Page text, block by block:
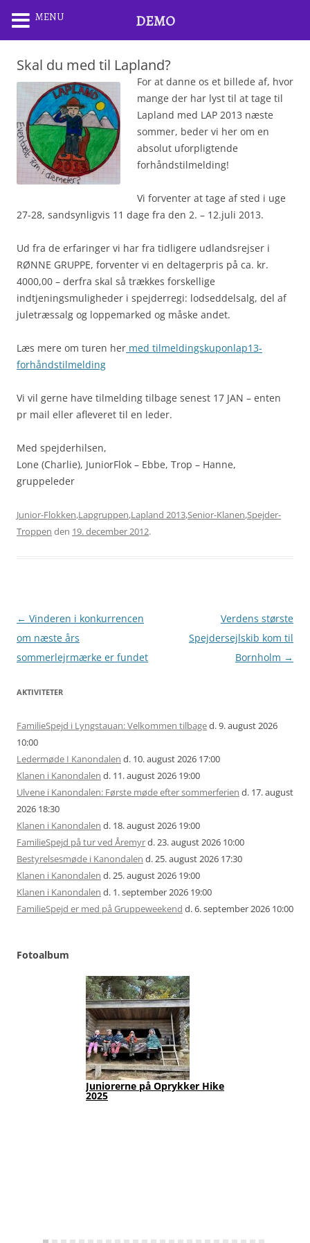
Skal du med til Lapland?
For at danne os et billede af, hvor
mange der har lyst til at tage til
Lapland med LAP 2013 næste
sommer, beder vi her om en
absolut uforpligtende
forhåndstilmelding!
Vi forventer at tage af sted i uge
27-28, sandsynligvis 11 dage fra den 2. – 12.juli 2013.
Ud fra de erfaringer vi har fra tidligere udlandsrejser i
RØNNE GRUPPE, forventer vi en deltagerpris på ca. kr.
4000,00 – derfra skal så trækkes forskellige
indtjeningsmuligheder i spejderregi: lodseddelsalg, del af
juletræssalg og loppemarked og måske andet.
Læs mere om turen her med tilmeldingskuponlap13-
forhåndstilmelding
Vi vil gerne have tilmelding tilbage senest 17 JAN – enten
pr mail eller afleveret til en leder.
Med spejderhilsen,
Lone (Charlie), JuniorFlok – Ebbe, Trop – Hanne,
gruppeleder
Junior-Flokken,Lapgruppen,Lapland 2013,Senior-Klanen,Spejder-
Troppen den 19. december 2012.
Artikel
navigation
← Vinderen i konkurrencen
om næste års
sommerlejrmærke er fundet
Verdens største
Spejdersejlskib kom til
Bornholm →
AKTIVITETER
FamilieSpejd i Lyngstauan: Velkommen tilbaged. 9. august 2026
10:00
Ledermøde I Kanondalen d. 10. august 2026 17:00
Klanen i Kanondalen d. 11. august 2026 19:00
Ulvene i Kanondalen: Første møde efter sommerferien d. 17. august
2026 18:30
Klanen i Kanondalen d. 18. august 2026 19:00
FamilieSpejd på tur ved Åremyrd. 23. august 2026 10:00
Bestyrelsesmøde i Kanondalen d. 25. august 2026 17:30
Klanen i Kanondalen d. 25. august 2026 19:00
Klanen i Kanondalen d. 1. september 2026 19:00
FamilieSpejd er med på Gruppeweekend d. 6. september 2026 10:00
Fotoalbum
Juniorerne på Oprykker Hike
2025
MENU DEMO